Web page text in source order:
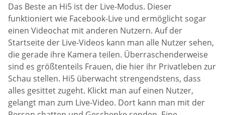
Das Beste an Hi5 ist der Live-Modus. Dieser
funktioniert wie Facebook-Live und ermöglicht sogar
einen Videochat mit anderen Nutzern. Auf der
Startseite der Live-Videos kann man alle Nutzer sehen,
die gerade ihre Kamera teilen. Überraschenderweise
sind es größtenteils Frauen, die hier ihr Privatleben zur
Schau stellen. Hi5 überwacht strengendstens, dass
alles gesittet zugeht. Klickt man auf einen Nutzer,
gelangt man zum Live-Video. Dort kann man mit der